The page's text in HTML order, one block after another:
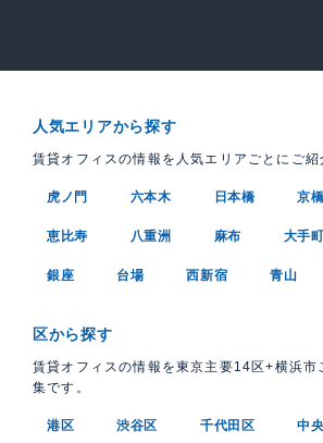
人気エリアから探す
賃貸オフィスの情報を人気エリアごとにご紹
虎ノ門 六本木 日本橋 京橋
恵比寿 八重洲 麻布 大手
銀座 台場 西新宿 青山
区から探す
賃貸オフィスの情報を東京主要14区+横浜市
集です。
港区 渋谷区 千代田区 中